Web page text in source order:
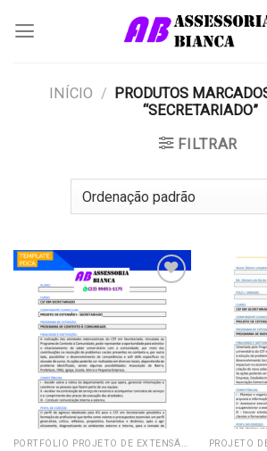
INÍCIO / PRODUTOS
“SECRETARIADO”
FILTRAR
Add to
wishlist